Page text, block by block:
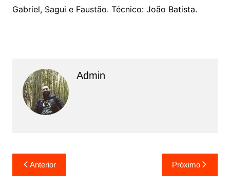
Gabriel, Sagui e Faustão. Técnico: João Batista.
Admin
a
Anterior Próximo